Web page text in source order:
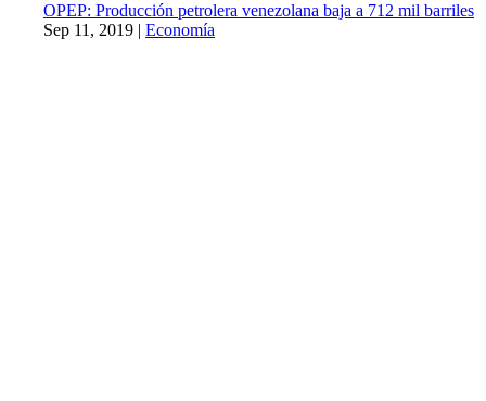
OPEP: Producción petrolera venezolana baja a 712 mil barriles
Sep 11, 2019 | Economía